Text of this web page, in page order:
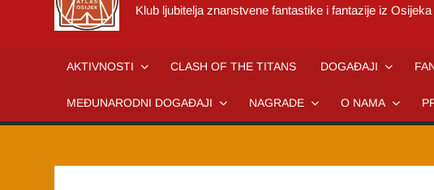
Klub ljubitelja znanstvene fantastike i fantazije iz Osijeka
AKTIVNOSTI CLASH OF THE TITANS DOGAĐAJI
MEĐUNARODNI DOGAĐAJI NAGRADE O NAMA